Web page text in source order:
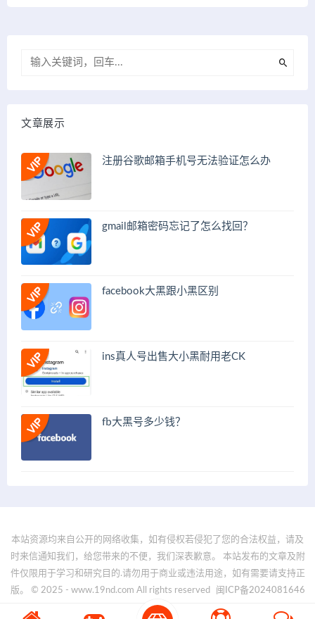
文章展示
注册谷歌邮箱手机号无法验证怎么办
gmail邮箱密码忘记了怎么找回？
facebook大黑跟小黑区别
ins真人号出售大小黑耐用老CK
fb大黑号多少钱？
本站资源均来自公开的网络收集，如有侵权若侵犯了您的合法权益，请及
时来信通知我们，给您带来的不便，我们深表歉意。 本站发布的文章及附
件仅限用于学习和研究目的.请勿用于商业或违法用途，如有需要请支持正
版。 © 2025 - www.19nd.com All rights reserved
闽ICP备2024081646
号-1